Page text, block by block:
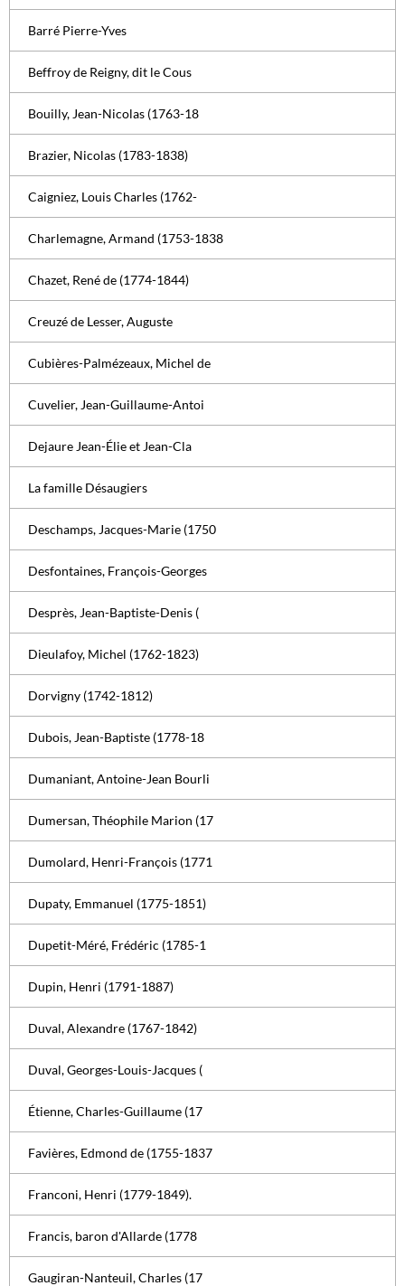
Barré Pierre-Yves
Beffroy de Reigny, dit le Cous
Bouilly, Jean-Nicolas (1763-18
Brazier, Nicolas (1783-1838)
Caigniez, Louis Charles (1762-
Charlemagne, Armand (1753-1838
Chazet, René de (1774-1844)
Creuzé de Lesser, Auguste
Cubières-Palmézeaux, Michel de
Cuvelier, Jean-Guillaume-Antoi
Dejaure Jean-Élie et Jean-Cla
La famille Désaugiers
Deschamps, Jacques-Marie (1750
Desfontaines, François-Georges
Desprès, Jean-Baptiste-Denis (
Dieulafoy, Michel (1762-1823)
Dorvigny (1742-1812)
Dubois, Jean-Baptiste (1778-18
Dumaniant, Antoine-Jean Bourli
Dumersan, Théophile Marion (17
Dumolard, Henri-François (1771
Dupaty, Emmanuel (1775-1851)
Dupetit-Méré, Frédéric (1785-1
Dupin, Henri (1791-1887)
Duval, Alexandre (1767-1842)
Duval, Georges-Louis-Jacques (
Étienne, Charles-Guillaume (17
Favières, Edmond de (1755-1837
Franconi, Henri (1779-1849).
Francis, baron d'Allarde (1778
Gaugiran-Nanteuil, Charles (17